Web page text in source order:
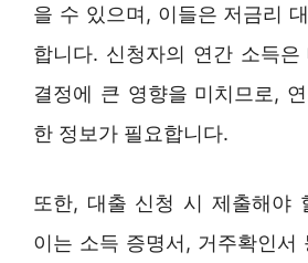
을 수 있으며, 이들은 저금리
합니다. 신청자의 연간 소득은
결정에 큰 영향을 미치므로,
한 정보가 필요합니다.
또한, 대출 신청 시 제출해야
이는 소득 증명서, 거주확인서